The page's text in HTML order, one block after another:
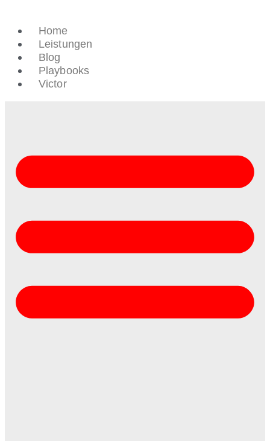
Home
Leistungen
Blog
Playbooks
Victor